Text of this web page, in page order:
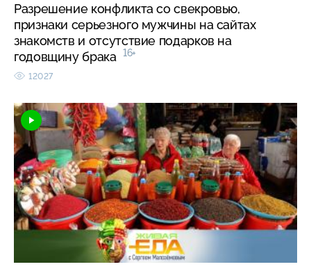
Разрешение конфликта со свекровью,
признаки серьезного мужчины на сайтах
знакомств и отсутствие подарков на
годовщину брака
16+
12027